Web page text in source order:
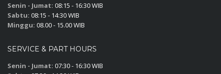
Senin - Jumat: 08:15 - 16:30 WIB
Sabtu: 08:15 - 14:30 WIB
Minggu: 08.00 - 15.00 WIB
SERVICE & PART HOURS
Senin - Jumat: 07:30 - 16:30 WIB